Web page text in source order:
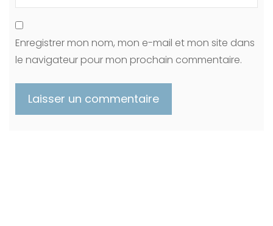
Enregistrer mon nom, mon e-mail et mon site dans
le navigateur pour mon prochain commentaire.